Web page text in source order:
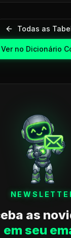
Todas as
Ver no Dicionário
as
em seu